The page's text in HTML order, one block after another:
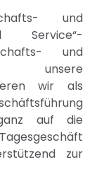
und
Service“-
und
unsere
wir als
auf die
zur